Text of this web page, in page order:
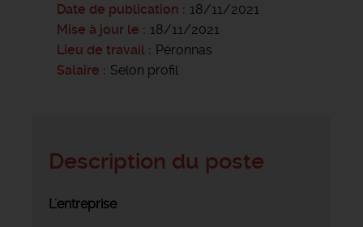
Date de publication
18/11/2021
Mise à jour le
18/11/2021
Lieu de travail
Péronnas
Salaire
Selon profil
Description du poste
L'entreprise